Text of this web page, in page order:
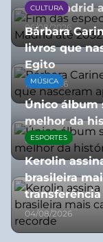
Real Madrid
06/08/2026
CULTURA
Bárbara
livros que
Egito
10/07/2026
MÚSICA
Único álbum
melhor da
06/08/2026
ESPORTES
Kerolin
brasileira
04/08/2026